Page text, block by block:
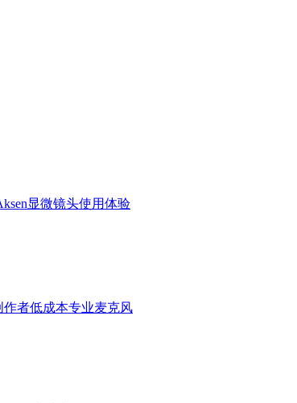
显微镜头使用体验
作者低成本专业麦克风